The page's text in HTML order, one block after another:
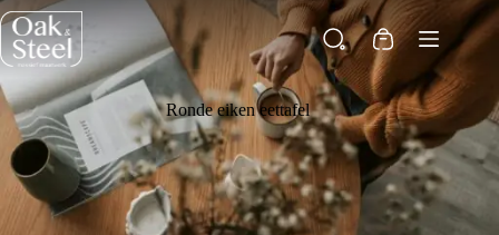
Ga
naar
de
inhoud
Winkelwagen
Ronde eiken eettafel